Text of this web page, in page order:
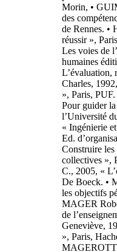
Morin, •
des
de Rennes.
réussir »,
Les voies de
humaines
L’évaluation,
Charles,
», Paris,
Pour guider
l’Université
« Ingénierie
Ed.
Construire
collectives »,
C., 2005, «
De Boeck. •
les objectifs
MAGER
de
Geneviève,
», Paris,